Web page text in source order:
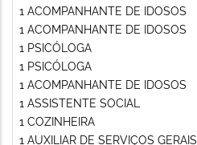
1 ACOMPANHANTE DE IDOSOS
1 ACOMPANHANTE DE IDOSOS
1 PSICÓLOGA
1 PSICÓLOGA
1 ACOMPANHANTE DE IDOSOS
1 ASSISTENTE SOCIAL
1 COZINHEIRA
1 AUXILIAR DE SERVIÇOS GERAIS